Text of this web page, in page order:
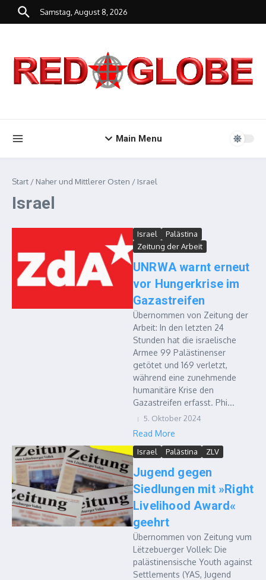
Zum Inhalt springen
Samstag, August 8, 2026
Main Menu
Start / Naher und Mittlerer Osten / Israel
Israel
Israel
Palästina
Zeitung der Arbeit
UNRWA warnt erneut
vor Hungerkrise im
Gazastreifen
Übernommen von Zeitung der
Arbeit: In den letzten 24
Stunden hat die israelische
Armee 99 Palästinenser
getötet und 169 verletzt,
während eine zunehmende
humanitäre Krise den
Gazastreifen erfasst. Phi...
5. Oktober 2024
Read More
Israel Palästina ZLV
Jugend gegen
Siedlungen mit »Right
Livelihood Award«
geehrt
Übernommen von Zeitung vum
Lëtzebuerger Vollek: Die
palästinensische Youth against
Settlements (YAS, Jugend